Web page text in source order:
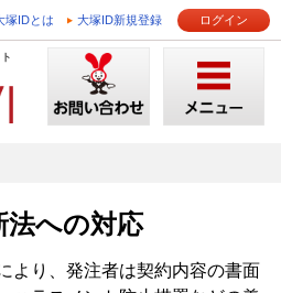
塚IDとは 大塚ID新規登録 ログイン
法への対応
より、発注者は契約内容の書面